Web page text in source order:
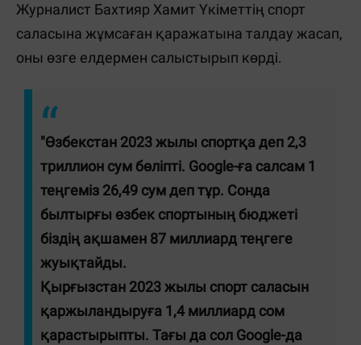
Журналист Бахтияр Хамит Үкіметтің спорт
саласына жұмсаған қаражатына талдау жасап,
оны өзге елдермен салыстырып көрді.
"Өзбекстан 2023 жылы спортқа деп 2,3
триллион сум бөліпті. Google-ға салсам 1
теңгеміз 26,49 сум деп тұр. Сонда
былтырғы өзбек спортының бюджеті
біздің ақшамен 87 миллиард теңгеге
жуықтайды.
Қырғызстан 2023 жылы спорт саласын
қаржыландыруға 1,4 миллиард сом
қарастырыпты. Тағы да сол Google-да